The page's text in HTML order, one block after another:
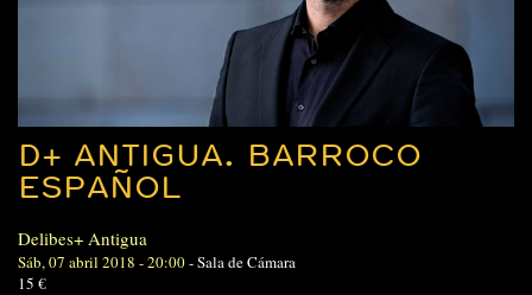
D+ ANTIGUA. BARROCO
ESPAÑOL
Delibes+ Antigua
Sáb, 07 abril 2018 - 20:00-Sala de Cámara
15 €